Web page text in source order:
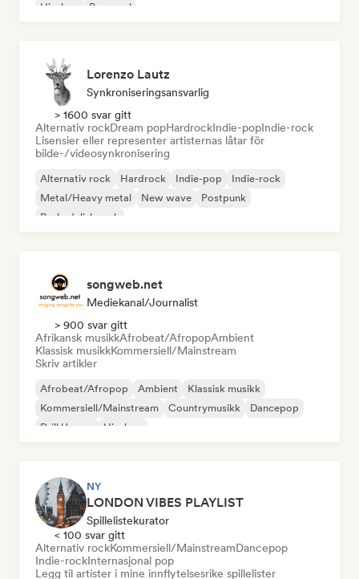
Hip-hop
Pop-soul
Lorenzo Lautz
Synkroniseringsansvarlig
> 1600 svar gitt
Alternativ rockDream popHardrockIndie-popIndie-rock
Lisensier eller representer artisternas låtar för
bilde-/videosynkronisering
Alternativ rock Hardrock Indie-pop
Indie-rock
Metal/Heavy metal
New wave
Postpunk
Psykedelisk rock
songweb.net
Mediekanal/journalist
> 900 svar gitt
Afrikansk musikkAfrobeat/AfropopAmbient
Klassisk musikkKommersiell/Mainstream
Skriv artikler
Afrobeat/Afropop Ambient
Klassisk musikk
Kommersiell/Mainstream
Countrymusikk
Dancepop
Drill/Jersey
Hip-hop
NY
LONDON VIBES PLAYLIST
Spillelistekurator
< 100 svar gitt
Alternativ rockKommersiell/MainstreamDancepop
Indie-rockInternasjonal pop
Legg til artister i mine innflytelsesrike spillelister